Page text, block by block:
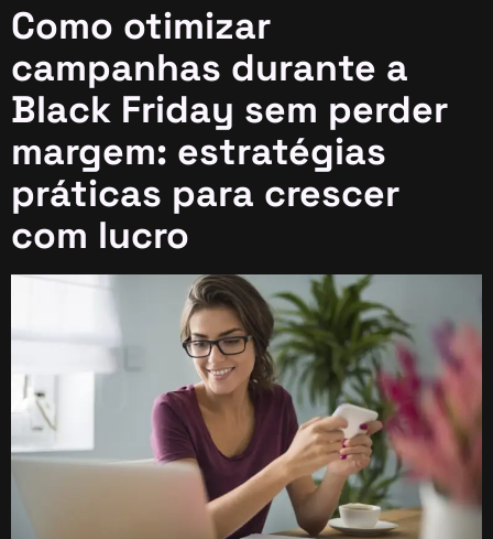
Como otimizar
campanhas durante a
Black Friday sem perder
margem: estratégias
práticas para crescer
com lucro